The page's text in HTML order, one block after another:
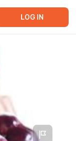
LOG IN